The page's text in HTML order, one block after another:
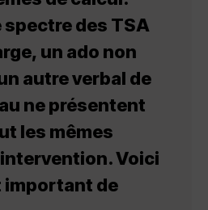
spectre des TSA
un ado non
autre verbal de
ne présentent
les mêmes
Voici
important de